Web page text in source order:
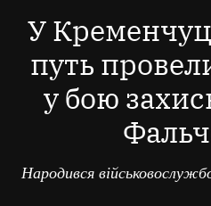
У
путь
у бою
Народився